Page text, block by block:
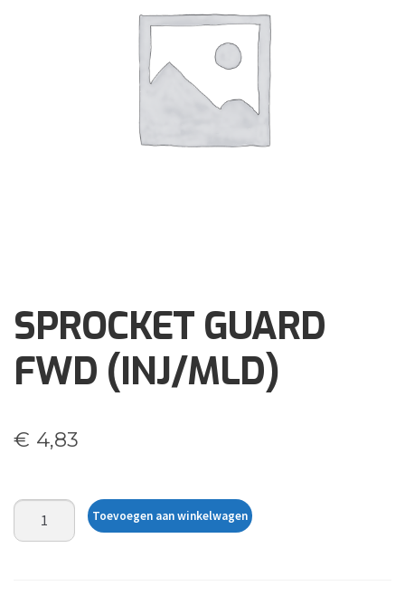
SPROCKET GUARD
FWD (INJ/MLD)
€ 4,83
SPROCKET
GUARD
Toevoegen aan winkelwagen